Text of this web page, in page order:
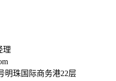
理
明珠国际商务港22层